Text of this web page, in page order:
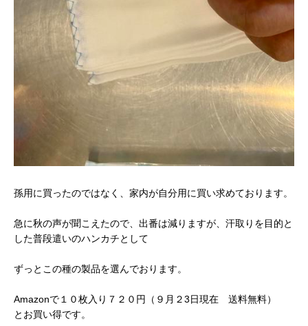
孫用に買ったのではなく、家内が自分用に買い求めております。
急に秋の声が聞こえたので、出番は減りますが、汗取りを目的と
した普段遣いのハンカチとして
ずっとこの種の製品を選んでおります。
Amazonで１０枚入り７２０円（９月２3日現在 送料無料）
とお買い得です。